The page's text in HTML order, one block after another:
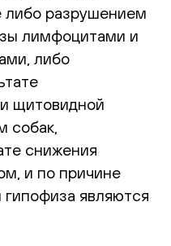
либо разрушением
лимфоцитами и
либо
щитовидной
собак,
снижения
и по причине
являются